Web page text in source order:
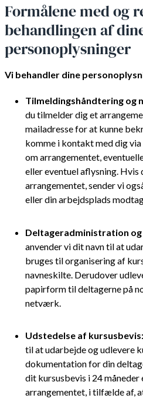
Formålene med og
behandlingen af
personoplysninger
Vi behandler dine
Tilmeldingshåndtering og
du tilmelder dig et
mailadresse for at kunne
komme i kontakt med dig
om arrangementet,
eller eventuel aflysning. Hvis
arrangementet, sender vi
eller din arbejdsplads
Deltageradministration
anvender vi dit navn til at
bruges til organisering af
navneskilte. Derudover
papirform til deltagerne på
netværk.
Udstedelse af kursusbevis:
til at udarbejde og udlevere
dokumentation for din
dit kursusbevis i 24
arrangementet, i tilfælde af,